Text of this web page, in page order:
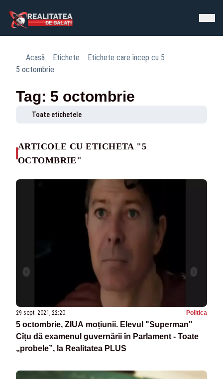
Acasă Etichete
Etichete care încep cu 5
5 octombrie
Tag: 5 octombrie
Toate etichetele
ARTICOLE CU ETICHETA "5
OCTOMBRIE"
29 sept. 2021, 22:20 Politica
5 octombrie, ZIUA moțiunii. Elevul "Superman"
Cîțu dă examenul guvernării în Parlament - Toate
„probele”, la Realitatea PLUS